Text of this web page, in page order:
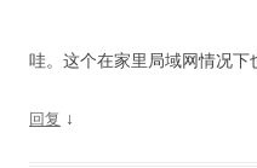
哇。这个在家里局域网情况下
回复 ↓